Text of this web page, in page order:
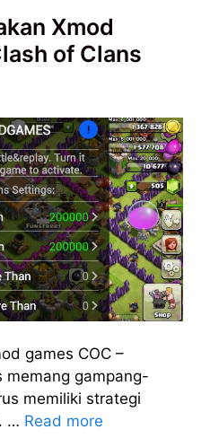
Xmod
of Clans
games COC –
memang gampang-
memiliki strategi
… Read more